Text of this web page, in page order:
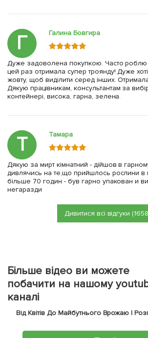
Г Галина Бовгира
Дуже задоволена покупкою. Часто
цей раз отримала супер троянду! Дуже
жовту, щоб виділити серед інших.
Дякую працівникам, консультантам за
контейнері, висока, гарна, зелена.
Т Тамара
Дякую за мирт кімнатний - дійшов в
дивлячись на те,що прийшлось рослини в
більше 70 годин - був гарно упакован и
негаразди
Дивитися всі відгуки
Більше відео ви можете
побачити на нашому
каналі
Від Квітів До Майбутнього Врожаю |